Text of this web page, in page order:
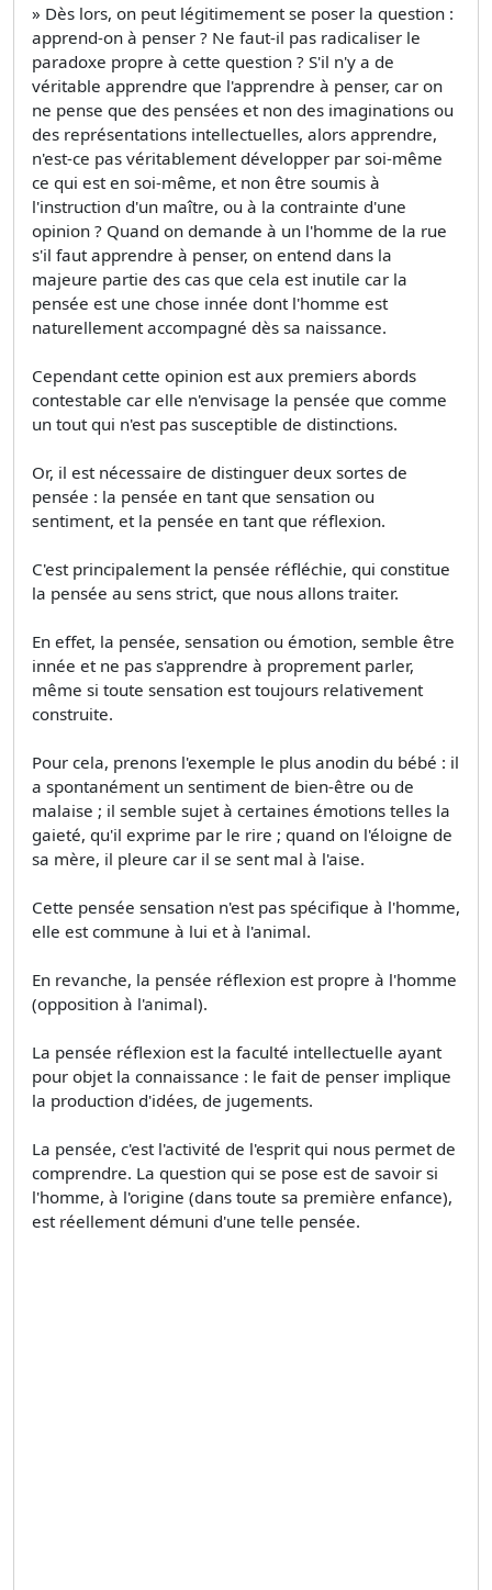
» Dès lors, on peut légitimement se poser la question :
apprend-on à penser ? Ne faut-il pas radicaliser le
paradoxe propre à cette question ? S'il n'y a de
véritable apprendre que l'apprendre à penser, car on
ne pense que des pensées et non des imaginations ou
des représentations intellectuelles, alors apprendre,
n'est-ce pas véritablement développer par soi-même
ce qui est en soi-même, et non être soumis à
l'instruction d'un maître, ou à la contrainte d'une
opinion ? Quand on demande à un l'homme de la rue
s'il faut apprendre à penser, on entend dans la
majeure partie des cas que cela est inutile car la
pensée est une chose innée dont l'homme est
naturellement accompagné dès sa naissance.
Cependant cette opinion est aux premiers abords
contestable car elle n'envisage la pensée que comme
un tout qui n'est pas susceptible de distinctions.
Or, il est nécessaire de distinguer deux sortes de
pensée : la pensée en tant que sensation ou
sentiment, et la pensée en tant que réflexion.
C'est principalement la pensée réfléchie, qui constitue
la pensée au sens strict, que nous allons traiter.
En effet, la pensée, sensation ou émotion, semble être
innée et ne pas s'apprendre à proprement parler,
même si toute sensation est toujours relativement
construite.
Pour cela, prenons l'exemple le plus anodin du bébé : il
a spontanément un sentiment de bien-être ou de
malaise ; il semble sujet à certaines émotions telles la
gaieté, qu'il exprime par le rire ; quand on l'éloigne de
sa mère, il pleure car il se sent mal à l'aise.
Cette pensée sensation n'est pas spécifique à l'homme,
elle est commune à lui et à l'animal.
En revanche, la pensée réflexion est propre à l'homme
(opposition à l'animal).
La pensée réflexion est la faculté intellectuelle ayant
pour objet la connaissance : le fait de penser implique
la production d'idées, de jugements.
La pensée, c'est l'activité de l'esprit qui nous permet de
comprendre. La question qui se pose est de savoir si
l'homme, à l'origine (dans toute sa première enfance),
est réellement démuni d'une telle pensée.